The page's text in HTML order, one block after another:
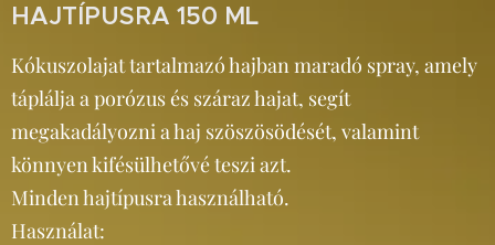
HAJTÍPUSRA 150 ML
Kókuszolajat tartalmazó hajban maradó spray, amely
táplálja a porózus és száraz hajat, segít
megakadályozni a haj szöszösödését, valamint
könnyen kifésülhetővé teszi azt.
Minden hajtípusra használható.
Használat: